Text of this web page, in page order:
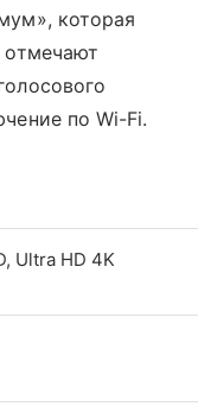
которая
отмечают
по Wi-Fi.
Ultra HD 4K